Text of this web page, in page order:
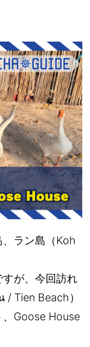
ラン島（Koh
が、今回訪れ
/ Tien Beach）
、Goose House